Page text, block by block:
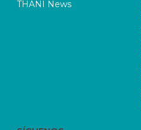
THANI News